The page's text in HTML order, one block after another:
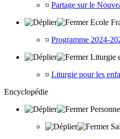
¤ Partage sur le
Ecole
¤ Programme 2024-
Liturgie
¤ Liturgie pour les
Encyclopédie